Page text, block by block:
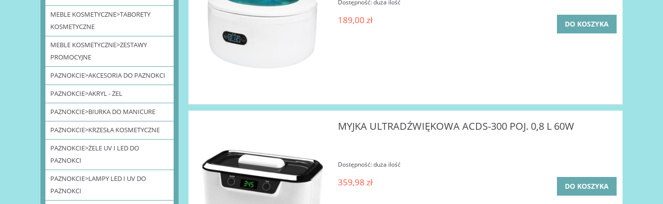
MEBLE KOSMETYCZNE>TABORETY
KOSMETYCZNE
MEBLE KOSMETYCZNE>ZESTAWY
PROMOCYJNE
PAZNOKCIE>AKCESORIA DO PAZNOKCI
PAZNOKCIE>AKRYL - ŻEL
PAZNOKCIE>BIURKA DO MANICURE
PAZNOKCIE>KRZESŁA KOSMETYCZNE
PAZNOKCIE>ŻELE UV I LED DO
PAZNOKCI
PAZNOKCIE>LAMPY LED I UV DO
PAZNOKCI
Dostępność:duża ilość
189,00 zł DO KOSZYKA
MYJKA ULTRADŹWIĘKOWA ACDS-300 POJ. 0,8 L 60W
Dostępność:duża ilość
359,98 zł DO KOSZYKA